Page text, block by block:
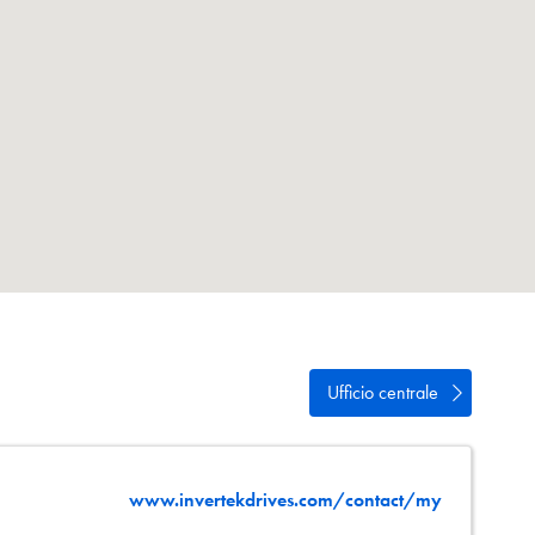
Ufficio centrale
www.invertekdrives.com/contact/my